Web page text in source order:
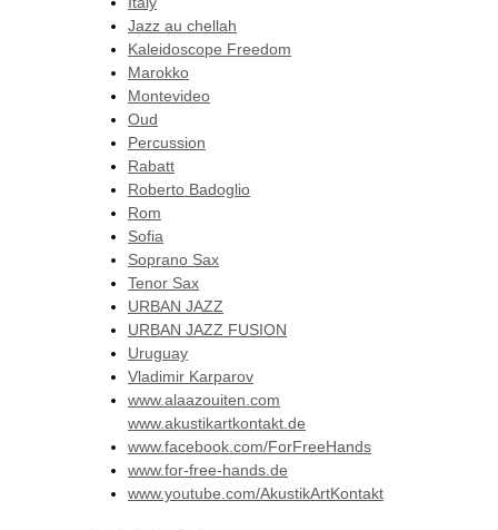
Jazz au chellah
Kaleidoscope Freedom
Marokko
Montevideo
Oud
Percussion
Rabatt
Roberto Badoglio
Rom
Sofia
Soprano Sax
Tenor Sax
URBAN JAZZ
URBAN JAZZ FUSION
Uruguay
Vladimir Karparov
www.alaazouiten.com
www.akustikartkontakt.de
www.facebook.com/ForFreeHands
www.for-free-hands.de
www.youtube.com/AkustikArtKontakt